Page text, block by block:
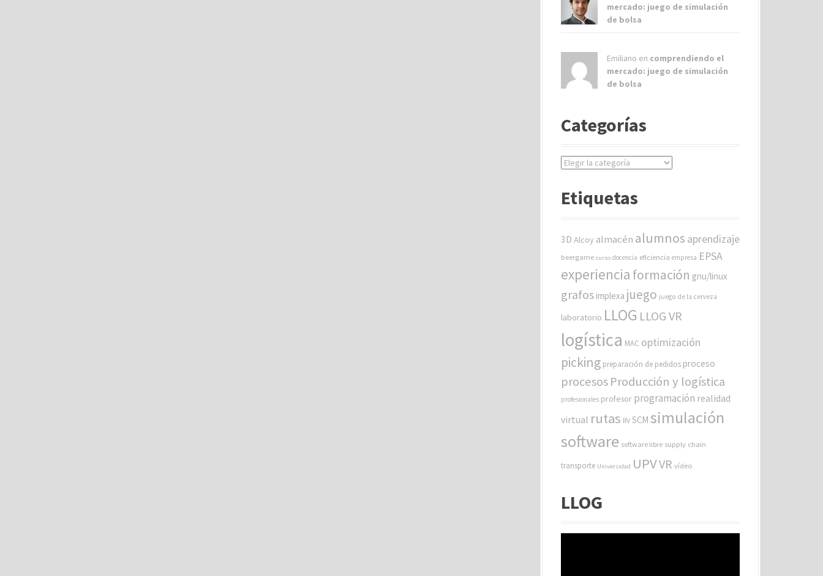
mercado: juego de simulación
de bolsa
Emiliano en comprendiendo el
mercado: juego de simulación
de bolsa
Categorías
C
e
r
s
Etiquetas
3D Alcoy almacén alumnos aprendizaje
beergame curso docencia eficiencia empresa EPSA
experiencia formación gnu/linux
grafos implexa juego juego de la cerveza
laboratorio LLOG LLOG VR
logística MAC optimización
picking preparación de pedidos proceso
procesosProducción y logística
profesionales profesor programación realidad
virtual rutas RV SCM simulación
software software libre supply chain
transporte Universidad UPVVR vídeo
LLOG